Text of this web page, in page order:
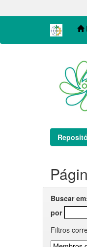
navigation
Buscar
por
Filtros